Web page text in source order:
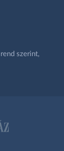
szerint,